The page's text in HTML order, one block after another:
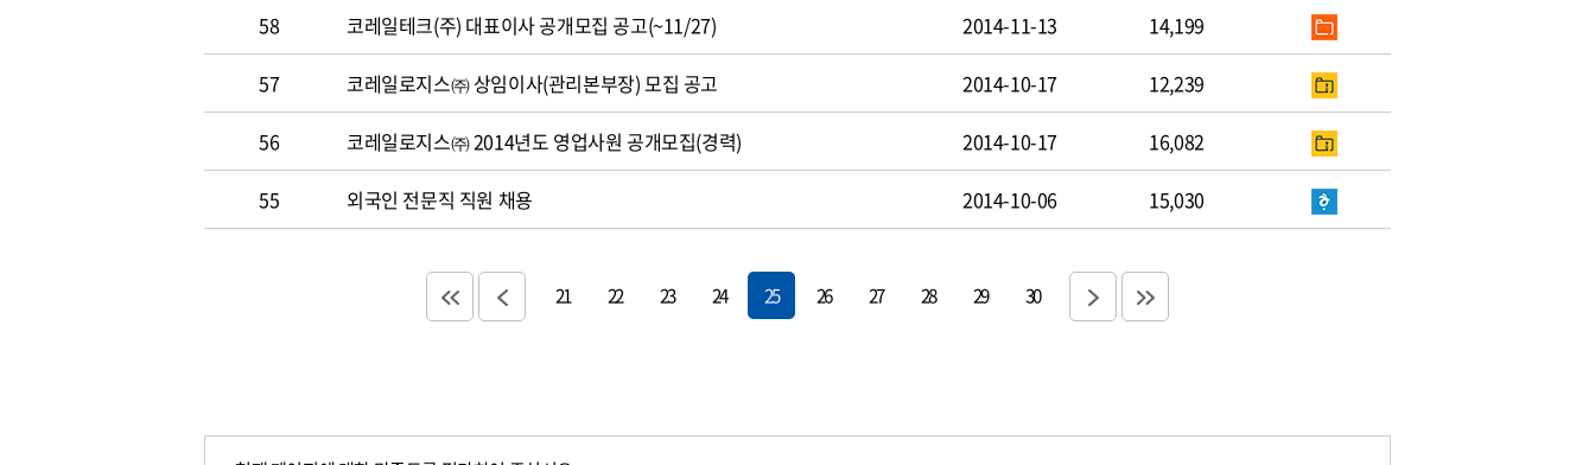
58 코레일테크(주) 대표이사 공개모집 공고(~11/27) 2014-11-13 14,199
57 코레일로지스㈜ 상임이사(관리본부장) 모집 공고 2014-10-17 12,239
56 코레일로지스㈜ 2014년도 영업사원 공개모집(경력) 2014-10-17 16,082
55 외국인 전문직 직원 채용 2014-10-06 15,030
21 22 23 24 25 26 27 28 29 30